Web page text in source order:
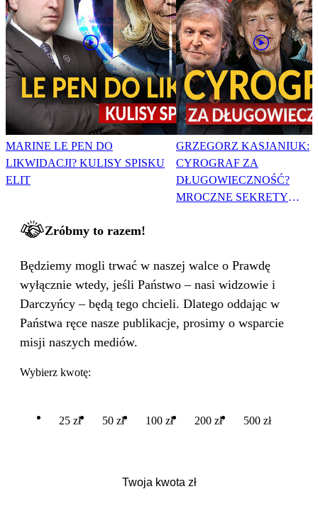
MARINE LE PEN DO
LIKWIDACJI? KULISY SPISKU
ELIT
GRZEGORZ KASJANIUK:
CYROGRAF ZA
DŁUGOWIECZNOŚĆ?
MROCZNE SEKRETY
Zróbmy to razem!
Będziemy mogli trwać w naszej walce o Prawdę
wyłącznie wtedy, jeśli Państwo – nasi widzowie i
Darczyńcy – będą tego chcieli. Dlatego oddając w
Państwa ręce nasze publikacje, prosimy o wsparcie
misji naszych mediów.
Wybierz kwotę:
25 zł 50 zł 100 zł 200 zł 500 zł